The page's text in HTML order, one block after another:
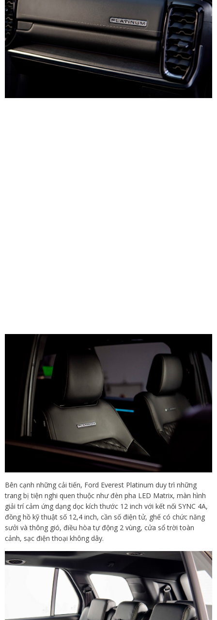
Bên cạnh những cải tiến, Ford Everest Platinum duy trì những
trang bị tiện nghi quen thuộc như đèn pha LED Matrix, màn hình
giải trí cảm ứng dạng dọc kích thước 12 inch với kết nối SYNC 4A,
đồng hồ kỹ thuật số 12,4 inch, cần số điện tử, ghế có chức năng
sưởi và thông gió, điều hòa tự động 2 vùng, cửa sổ trời toàn
cảnh, sạc điện thoại không dây.